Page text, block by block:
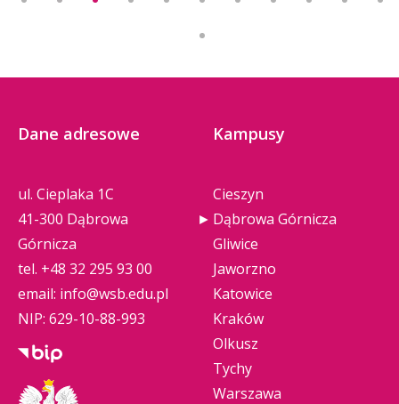
Dane adresowe
ul. Cieplaka 1C
41-300 Dąbrowa
Górnicza
tel. +48 32 295 93 00
email: info@wsb.edu.pl
NIP: 629-10-88-993
Kampusy
Cieszyn
Dąbrowa Górnicza
Gliwice
Jaworzno
Katowice
Kraków
Olkusz
Tychy
Warszawa